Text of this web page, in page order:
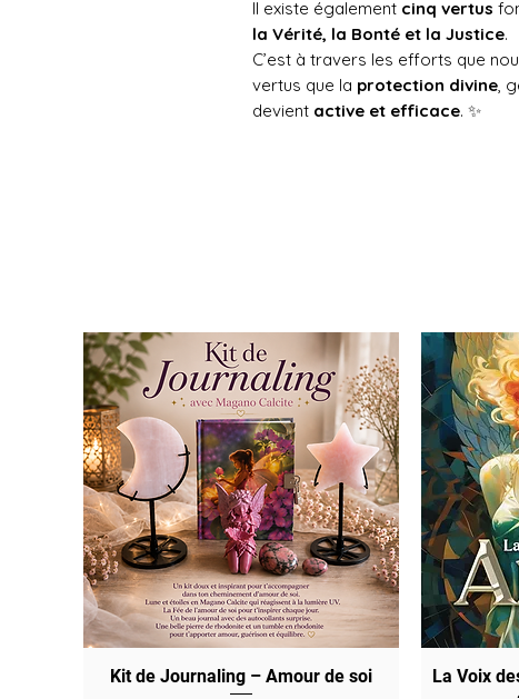
Il existe également cinq vertus
la Vérité, la Bonté et la Justice.
C’est à travers les efforts que
vertus que la protection divine,
devient active et efficace. ✨
Quick View
Kit de Journaling – Amour de soi
La Voix